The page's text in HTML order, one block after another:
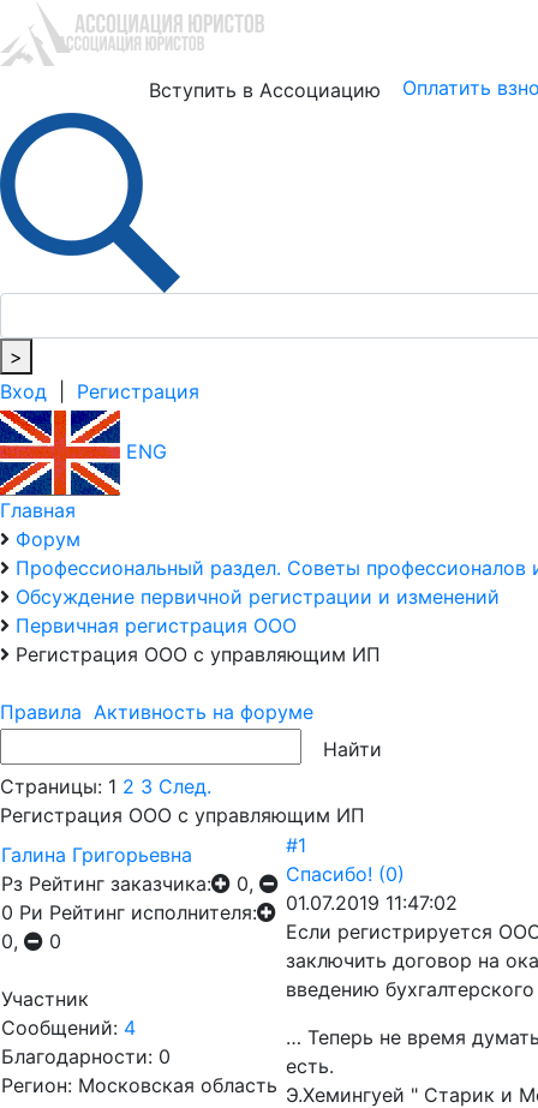
Вступить в Ассоциацию Оплатить
>
Вход
Регистрация
ENG
Главная
Форум
Профессиональный раздел. Советы
Обсуждение первичной регистрации и изменений
Первичная регистрация ООО
Регистрация ООО с управляющим ИП
Правила Активность на форуме
Страницы: 1 2 3 След.
Регистрация ООО с управляющим ИП
Галина Григорьевна
Рз Рейтинг заказчика:
0,
0 Ри Рейтинг исполнителя:
0,
0
Участник
Сообщений: 4
Благодарности: 0
Регион: Московская область
#1
Спасибо! (0)
01.07.2019 11:47:02
Если регистрируется
заключить договор на
введению
… Теперь не время
есть.
Э.Хемингуей " Старик и